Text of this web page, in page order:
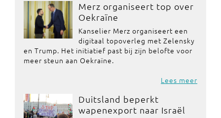
Merz organiseert top over
Oekraïne
Kanselier Merz organiseert een
digitaal topoverleg met Zelensky
en Trump. Het initiatief past bij zijn belofte voor
meer steun aan Oekraïne.
Lees meer
Duitsland beperkt
wapenexport naar Israël